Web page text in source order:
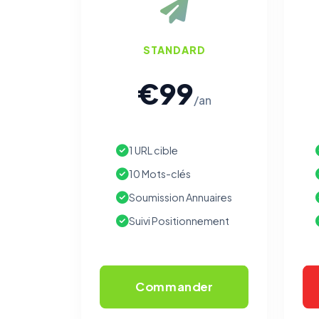
STANDARD
€99/an
1 URL cible
10 Mots-clés
Soumission Annuaires
Suivi Positionnement
Commander